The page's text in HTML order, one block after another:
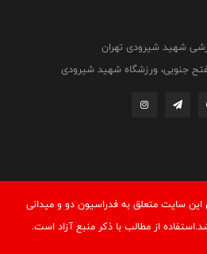
شهید شیرودی تهران
جنوبی، ورزشگاه شهید شیرودی
سايت متعلق به فدراسيون دو و میدانی
از مطالب با ذكر منبع آزاد است.